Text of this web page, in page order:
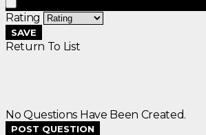
Rating
SAVE
Return To List
No Questions Have Been Created.
POST QUESTION